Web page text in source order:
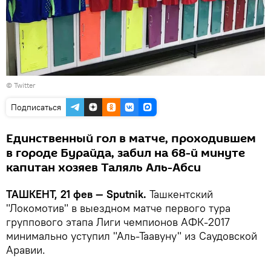
© Twitter
Подписаться
Единственный гол в матче, проходившем
в городе Бурайда, забил на 68-й минуте
капитан хозяев Таляль Аль-Абси
ТАШКЕНТ, 21 фев — Sputnik. Ташкентский
"Локомотив" в выездном матче первого тура
группового этапа Лиги чемпионов АФК-2017
минимально уступил "Аль-Таавуну" из Саудовской
Аравии.